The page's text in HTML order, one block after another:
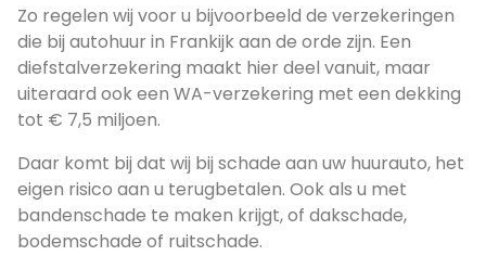
Zo regelen wij voor u bijvoorbeeld de verzekeringen
die bij autohuur in Frankijk aan de orde zijn. Een
diefstalverzekering maakt hier deel vanuit, maar
uiteraard ook een WA-verzekering met een dekking
tot € 7,5 miljoen.
Daar komt bij dat wij bij schade aan uw huurauto, het
eigen risico aan u terugbetalen. Ook als u met
bandenschade te maken krijgt, of dakschade,
bodemschade of ruitschade.